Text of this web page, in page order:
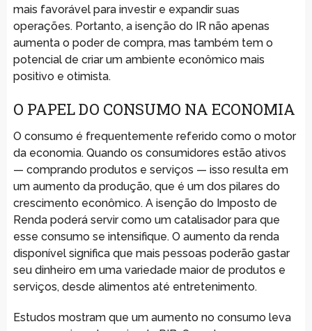
mais favorável para investir e expandir suas
operações. Portanto, a isenção do IR não apenas
aumenta o poder de compra, mas também tem o
potencial de criar um ambiente econômico mais
positivo e otimista.
O PAPEL DO CONSUMO NA ECONOMIA
O consumo é frequentemente referido como o motor
da economia. Quando os consumidores estão ativos
— comprando produtos e serviços — isso resulta em
um aumento da produção, que é um dos pilares do
crescimento econômico. A isenção do Imposto de
Renda poderá servir como um catalisador para que
esse consumo se intensifique. O aumento da renda
disponível significa que mais pessoas poderão gastar
seu dinheiro em uma variedade maior de produtos e
serviços, desde alimentos até entretenimento.
Estudos mostram que um aumento no consumo leva